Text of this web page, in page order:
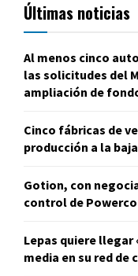
Últimas noticias
Al menos cinco
las solicitudes del
ampliación de
Cinco fábricas de
producción a la
Gotion, con
control de
Lepas quiere
media en su red de